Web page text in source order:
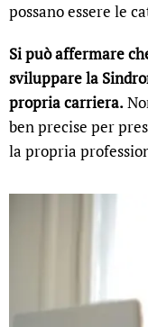
possano essere le
Si può affermare
sviluppare la
propria carriera.
ben precise per
la propria